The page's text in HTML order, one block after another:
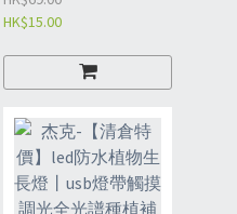
內褲 | 無菌日拋孕產婦
獨立包裝5條（寬邊不
勒 抑菌內襠） L碼
（UDZ）
HK$15.00